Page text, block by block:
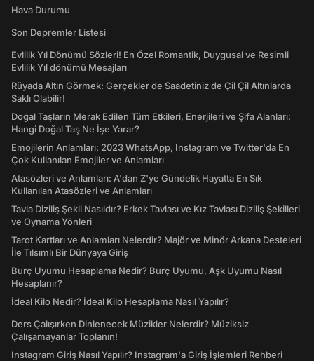
Hava Durumu
Son Depremler Listesi
Evlilik Yıl Dönümü Sözleri! En Özel Romantik, Duygusal ve Resimli
Evlilik Yıl dönümü Mesajları
Rüyada Altın Görmek: Gerçekler de Saadetiniz de Çil Çil Altınlarda
Saklı Olabilir!
Doğal Taşların Merak Edilen Tüm Etkileri, Enerjileri ve Şifa Alanları:
Hangi Doğal Taş Ne İşe Yarar?
Emojilerin Anlamları: 2023 WhatsApp, Instagram ve Twitter'da En
Çok Kullanılan Emojiler ve Anlamları
Atasözleri ve Anlamları: A'dan Z'ye Gündelik Hayatta En Sık
Kullanılan Atasözleri ve Anlamları
Tavla Diziliş Şekli Nasıldır? Erkek Tavlası ve Kız Tavlası Diziliş Şekilleri
ve Oynama Yönleri
Tarot Kartları ve Anlamları Nelerdir? Majör ve Minör Arkana Desteleri
İle Tılsımlı Bir Dünyaya Giriş
Burç Uyumu Hesaplama Nedir? Burç Uyumu, Aşk Uyumu Nasıl
Hesaplanır?
İdeal Kilo Nedir? İdeal Kilo Hesaplama Nasıl Yapılır?
Ders Çalışırken Dinlenecek Müzikler Nelerdir? Müziksiz
Çalışamayanlar Toplanın!
Instagram Giriş Nasıl Yapılır? Instagram'a Giriş İşlemleri Rehberi